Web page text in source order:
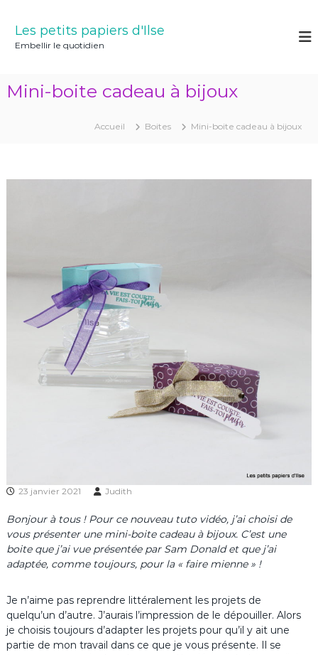
Les petits papiers d'Ilse
Embellir le quotidien
Mini-boite cadeau à bijoux
Accueil Boites Mini-boite cadeau à bijoux
23 janvier 2021 Judith
Bonjour à tous ! Pour ce nouveau tuto vidéo, j’ai choisi de
vous présenter une mini-boite cadeau à bijoux. C’est une
boite que j’ai vue présentée par Sam Donald et que j’ai
adaptée, comme toujours, pour la « faire mienne » !
Je n’aime pas reprendre littéralement les projets de
quelqu’un d’autre. J’aurais l’impression de le dépouiller. Alors
je choisis toujours d’adapter les projets pour qu’il y ait une
partie de mon travail dans ce que je vous présente. Il se